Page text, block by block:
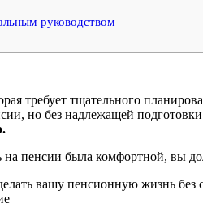
руководством
требует тщательного
но без надлежащей
на пенсии была комфортной,
вашу пенсионную жизнь без